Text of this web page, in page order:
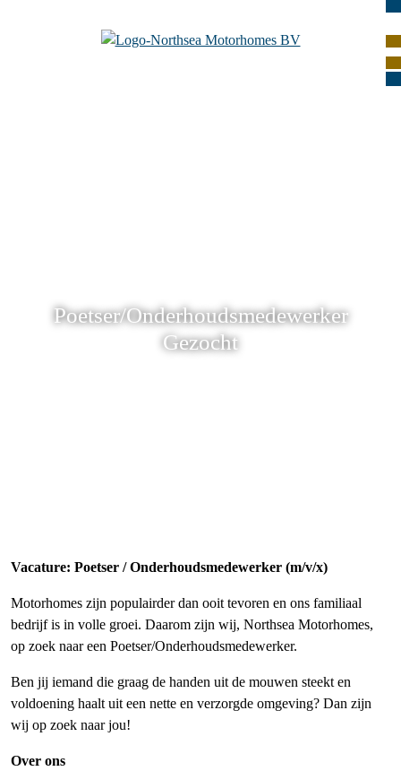
Poetser/Onderhoudsmedewerker
Gezocht
Vacature: Poetser / Onderhoudsmedewerker (m/v/x)
Motorhomes zijn populairder dan ooit tevoren en ons familiaal
bedrijf is in volle groei. Daarom zijn wij, Northsea Motorhomes,
op zoek naar een Poetser/Onderhoudsmedewerker.
Ben jij iemand die graag de handen uit de mouwen steekt en
voldoening haalt uit een nette en verzorgde omgeving? Dan zijn
wij op zoek naar jou!
Over ons